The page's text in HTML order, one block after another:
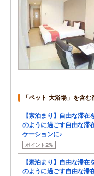
「ペット 大浴場」を含
【素泊まり】自由な滞在
のように過ごす自由な
ケーションに♪
ポイント2%
【素泊まり】自由な滞在
のように過ごす自由な